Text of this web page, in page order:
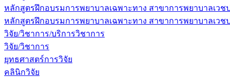
หลักสูตรฝึกอบรมการพยาบาลเฉพาะทาง สาขาการพยาบาลเวช
หลักสูตรฝึกอบรมการพยาบาลเฉพาะทาง สาขาการพยาบาลเวช
วิจัย/วิชาการ/บริการวิชาการ
วิจัย/วิชาการ
ยุทธศาสตร์การวิจัย
คลินิกวิจัย